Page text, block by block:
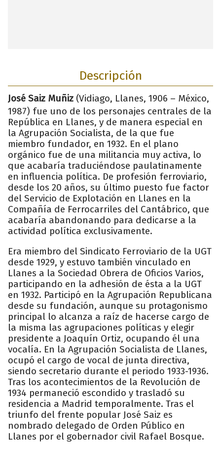
Descripción
José Saiz Muñiz (Vidiago, Llanes, 1906 – México,
1987) fue uno de los personajes centrales de la
República en Llanes, y de manera especial en
la Agrupación Socialista, de la que fue
miembro fundador, en 1932. En el plano
orgánico fue de una militancia muy activa, lo
que acabaría traduciéndose paulatinamente
en influencia política. De profesión ferroviario,
desde los 20 años, su último puesto fue factor
del Servicio de Explotación en Llanes en la
Compañía de Ferrocarriles del Cantábrico, que
acabaría abandonando para dedicarse a la
actividad política exclusivamente.
Era miembro del Sindicato Ferroviario de la UGT
desde 1929, y estuvo también vinculado en
Llanes a la Sociedad Obrera de Oficios Varios,
participando en la adhesión de ésta a la UGT
en 1932. Participó en la Agrupación Republicana
desde su fundación, aunque su protagonismo
principal lo alcanza a raíz de hacerse cargo de
la misma las agrupaciones políticas y elegir
presidente a Joaquín Ortiz, ocupando él una
vocalía. En la Agrupación Socialista de Llanes,
ocupó el cargo de vocal de junta directiva,
siendo secretario durante el periodo 1933-1936.
Tras los acontecimientos de la Revolución de
1934 permaneció escondido y trasladó su
residencia a Madrid temporalmente. Tras el
triunfo del frente popular José Saiz es
nombrado delegado de Orden Público en
Llanes por el gobernador civil Rafael Bosque.